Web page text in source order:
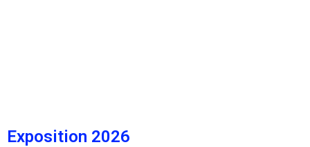
Exposition 2026